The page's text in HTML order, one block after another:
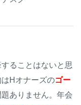
ることはないと思
Hオナーズのゴー
ありません。年会